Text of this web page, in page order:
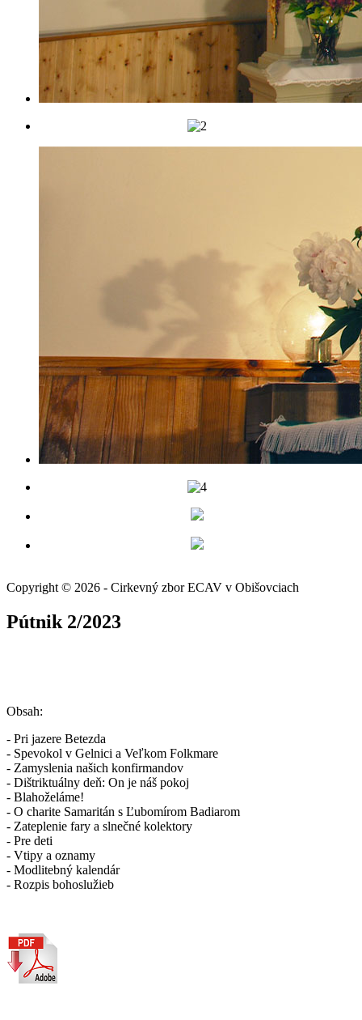
Copyright © 2026 - Cirkevný zbor ECAV v Obišovciach
Pútnik 2/2023
Obsah:
- Pri jazere Betezda
- Spevokol v Gelnici a Veľkom Folkmare
- Zamyslenia našich konfirmandov
- Dištriktuálny deň: On je náš pokoj
- Blahoželáme!
- O charite Samaritán s Ľubomírom Badiarom
- Zateplenie fary a slnečné kolektory
- Pre deti
- Vtipy a oznamy
- Modlitebný kalendár
- Rozpis bohoslužieb